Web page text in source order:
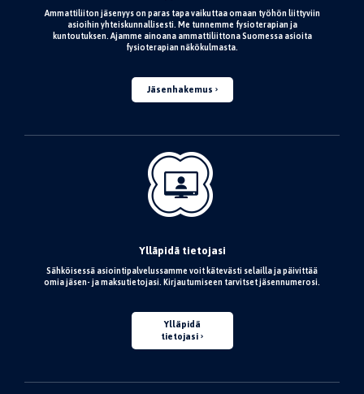
Ammattiliiton jäsenyys on paras tapa vaikuttaa omaan työhön liittyviin
asioihin yhteiskunnallisesti. Me tunnemme fysioterapian ja
kuntoutuksen. Ajamme ainoana ammattiliittona Suomessa asioita
fysioterapian näkökulmasta.
Jäsenhakemus
Ylläpidä tietojasi
Sähköisessä asiointipalvelussamme voit kätevästi selailla ja päivittää
omia jäsen- ja maksutietojasi. Kirjautumiseen tarvitset jäsennumerosi.
Ylläpidä
tietojasi